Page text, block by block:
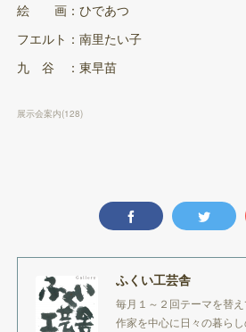
絵 画：ひであつ
フエルト：南里たい子
九 谷 ：東早苗
展示会案内(128)
ふくい工芸舎
毎月１～２回テーマを替
作家を中心に日々の暮ら